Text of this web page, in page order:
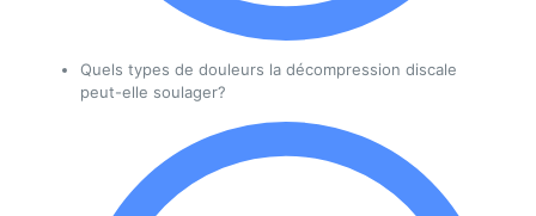
Quels types de douleurs la décompression discale
peut-elle soulager?